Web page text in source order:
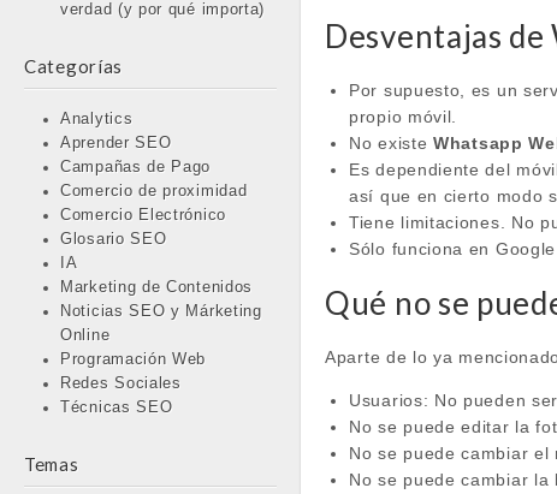
verdad (y por qué importa)
Categorías
Analytics
Aprender SEO
Campañas de Pago
Comercio de proximidad
Comercio Electrónico
Glosario SEO
IA
Marketing de Contenidos
Noticias SEO y Márketing
Online
Programación Web
Redes Sociales
Técnicas SEO
Temas
Desventajas
Por supuesto, es un
propio móvil.
No existe Whatsapp
Es dependiente del
así que en cierto modo
Tiene limitaciones. No
Sólo funciona en
Qué no se
Aparte de lo ya
Usuarios: No pueden
No se puede editar la
No se puede cambiar el
No se puede cambiar la